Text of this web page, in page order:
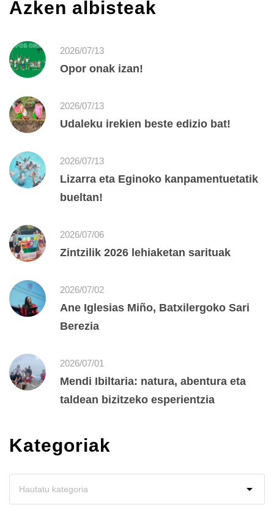
Azken albisteak
2026/07/13
Opor onak izan!
2026/07/13
Udaleku irekien beste edizio bat!
2026/07/13
Lizarra eta Eginoko kanpamentuetatik
bueltan!
2026/07/06
Zintzilik 2026 lehiaketan sarituak
2026/07/02
Ane Iglesias Miño, Batxilergoko Sari
Berezia
2026/07/01
Mendi Ibiltaria: natura, abentura eta
taldean bizitzeko esperientzia
Kategoriak